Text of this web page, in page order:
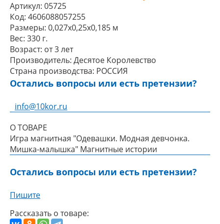
Артикул: 05725
Код: 4606088057255
Размеры: 0,027x0,25x0,185 м
Вес: 330 г.
Возраст: от 3 лет
Производитель: Десятое Королевство
Страна производства: РОССИЯ
Остались вопросы или есть претензии?
info@10kor.ru
О ТОВАРЕ
Игра магнитная "Одевашки. Модная девчонка.
Мишка-малышка" Магнитные истории
Остались вопросы или есть претензии?
Пишите
Рассказать о товаре: